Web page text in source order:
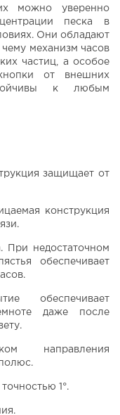
можно уверенно
песка в
Они обладают
механизм часов
частиц, а особое
от внешних
к любым
защищает от
конструкция
При недостаточном
обеспечивает
обеспечивает
даже после
направления
1°.